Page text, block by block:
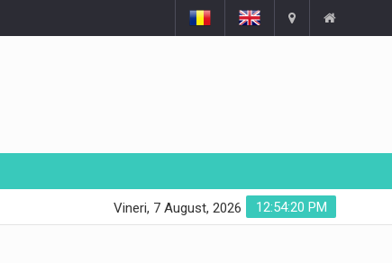
12:54:20 PM
Vineri, 7 August, 2026